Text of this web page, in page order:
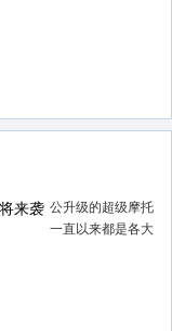
公升级的超级摩托
一直以来都是各大